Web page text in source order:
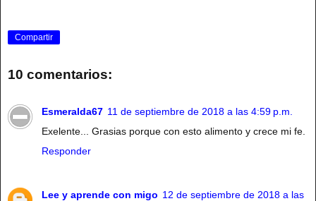
Compartir
10 comentarios:
Esmeralda67 11 de septiembre de 2018 a las 4:59 p.m.
Exelente... Grasias porque con esto alimento y crece mi fe.
Responder
Lee y aprende con migo 12 de septiembre de 2018 a las